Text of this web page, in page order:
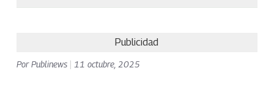
Publicidad
PorPublinews 11 octubre, 2025